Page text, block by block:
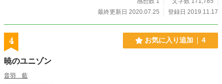
最終更新日 2020.07.25
登録日 2019.11.17
4 お気に入り追加 4
暁のユニゾン
音羽 藍